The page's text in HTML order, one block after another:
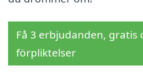
Få 3 erbjudanden, gratis
förpliktelser